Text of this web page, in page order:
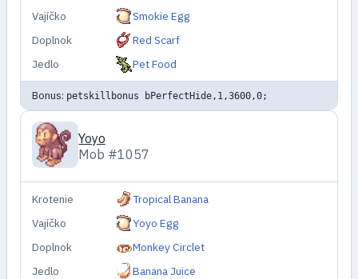
Vajíčko
Smokie Egg
Doplnok
Red Scarf
Jedlo
Pet Food
Bonus: petskillbonus bPerfectHide,1,3600,0;
Yoyo
Mob #1057
Krotenie
Tropical Banana
Vajíčko
Yoyo Egg
Doplnok
Monkey Circlet
Jedlo
Banana Juice